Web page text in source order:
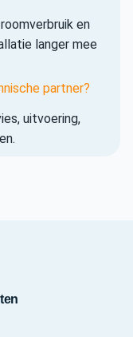
en
langer mee
partner?
uitvoering,